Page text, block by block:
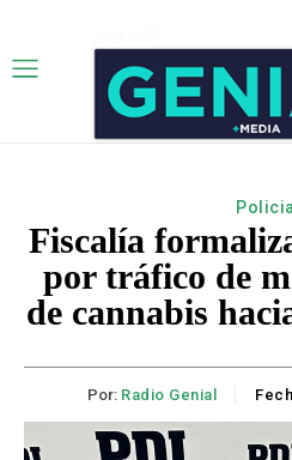
Policial
Fiscalía
por tráfico de
de cannabis
Por: Radio Genial